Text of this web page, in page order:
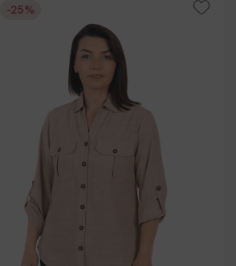
-25%